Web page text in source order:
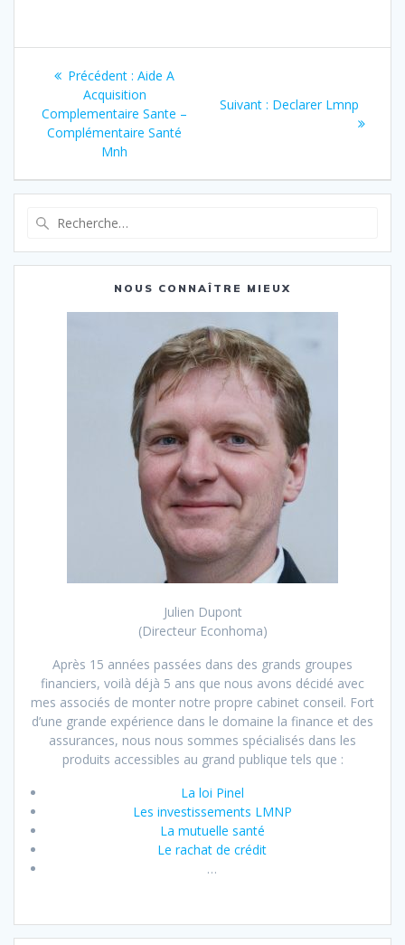
Navigation
de
l’article
Précédent : Article
précédent
:
Aide A
Acquisition
Complementaire Sante –
Complémentaire Santé
Mnh
Suivant : Article
Declarer Lmnp
:
NOUS CONNAÎTRE MIEUX
Julien Dupont
(Directeur Econhoma)
Après 15 années passées dans des grands groupes
financiers, voilà déjà 5 ans que nous avons décidé avec
mes associés de monter notre propre cabinet conseil. Fort
d’une grande expérience dans le domaine la finance et des
assurances, nous nous sommes spécialisés dans les
produits accessibles au grand publique tels que :
La loi Pinel
Les investissements LMNP
La mutuelle santé
Le rachat de crédit
…